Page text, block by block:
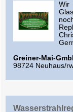
Greiner-Mai-
98724 Neuhaus/